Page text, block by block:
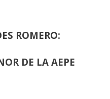
ROMERO:
DE LA AEPE